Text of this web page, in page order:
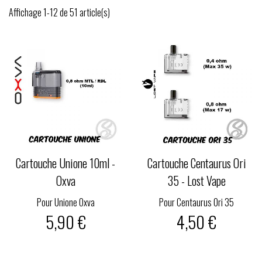
Affichage 1-12 de 51 article(s)
Cartouche Unione 10ml -
Oxva
Pour Unione Oxva
5,90 €
Cartouche Centaurus Ori
35 - Lost Vape
Pour Centaurus Ori 35
4,50 €